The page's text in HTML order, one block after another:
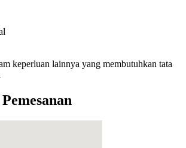
keperluan lainnya yang membutuhkan tata